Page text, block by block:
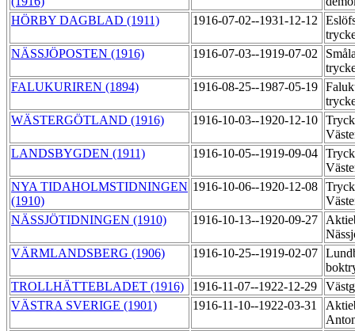
HÖRBY DAGBLAD (1911)
1916-07-02--1931-12-12
NÄSSJÖPOSTEN (1916)
1916-07-03--1919-07-02
FALUKURIREN (1894)
1916-08-25--1987-05-19
WÄSTERGÖTLAND (1916)
1916-10-03--1920-12-10
LANDSBYGDEN (1911)
1916-10-05--1919-09-04
NYA TIDAHOLMSTIDNINGEN
(1910)
1916-10-06--1920-12-08
NÄSSJÖTIDNINGEN (1910)
1916-10-13--1920-09-27
VÄRMLANDSBERG (1906)
1916-10-25--1919-02-07
TROLLHÄTTEBLADET (1916)
1916-11-07--1922-12-29
VÄSTRA SVERIGE (1901)
1916-11-10--1922-03-31